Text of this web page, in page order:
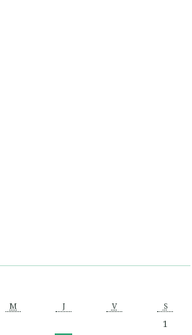
M J V S
1